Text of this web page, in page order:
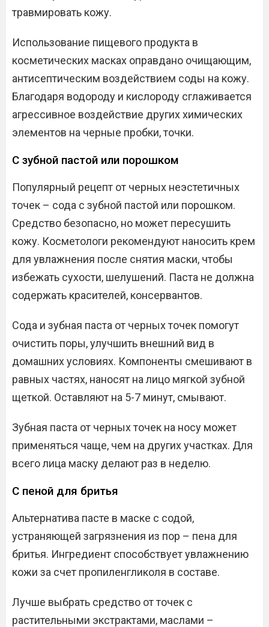
травмировать кожу.
Использование пищевого продукта в
косметических масках оправдано очищающим,
антисептическим воздействием соды на кожу.
Благодаря водороду и кислороду сглаживается
агрессивное воздействие других химических
элементов на черные пробки, точки.
С зубной пастой или порошком
Популярный рецепт от черных неэстетичных
точек – сода с зубной пастой или порошком.
Средство безопасно, но может пересушить
кожу. Косметологи рекомендуют наносить крем
для увлажнения после снятия маски, чтобы
избежать сухости, шелушений. Паста не должна
содержать красителей, консервантов.
Сода и зубная паста от черных точек помогут
очистить поры, улучшить внешний вид в
домашних условиях. Компоненты смешивают в
равных частях, наносят на лицо мягкой зубной
щеткой. Оставляют на 5-7 минут, смывают.
Зубная паста от черных точек на носу может
применяться чаще, чем на других участках. Для
всего лица маску делают раз в неделю.
С пеной для бритья
Альтернатива пасте в маске с содой,
устраняющей загрязнения из пор – пена для
бритья. Ингредиент способствует увлажнению
кожи за счет пропиленгликоля в составе.
Лучше выбрать средство от точек с
растительными экстрактами, маслами –